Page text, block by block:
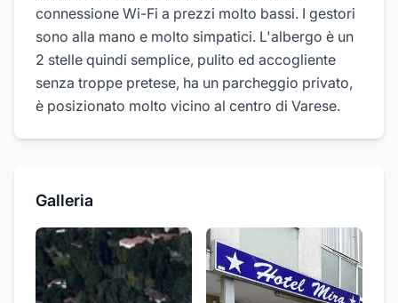
connessione Wi-Fi a prezzi molto bassi. I gestori
sono alla mano e molto simpatici. L'albergo è un
2 stelle quindi semplice, pulito ed accogliente
senza troppe pretese, ha un parcheggio privato,
è posizionato molto vicino al centro di Varese.
Galleria